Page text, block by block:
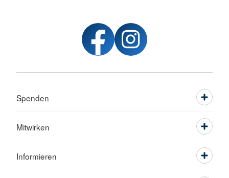
Spenden
Mitwirken
Informieren